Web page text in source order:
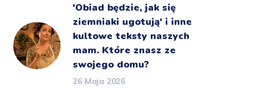
'Obiad będzie, jak się
ziemniaki ugotują' i inne
kultowe teksty naszych
mam. Które znasz ze
swojego domu?
26 Maja 2026